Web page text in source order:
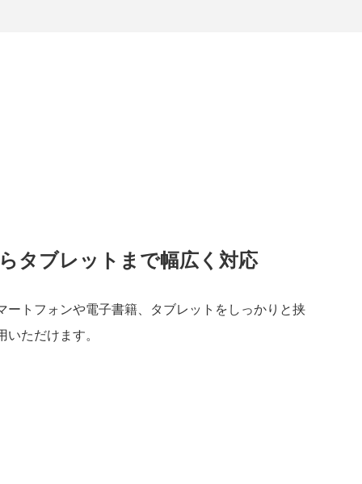
タブレットまで幅広く対応
ートフォンや電子書籍、タブレットをしっかりと挟
いただけます。